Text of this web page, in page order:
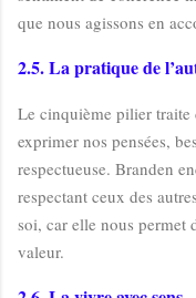
que nous agissons en
2.5. La pratique de
Le cinquième pilier
exprimer nos pensées,
respectueuse. Branden
respectant ceux des
soi, car elle nous permet
valeur.